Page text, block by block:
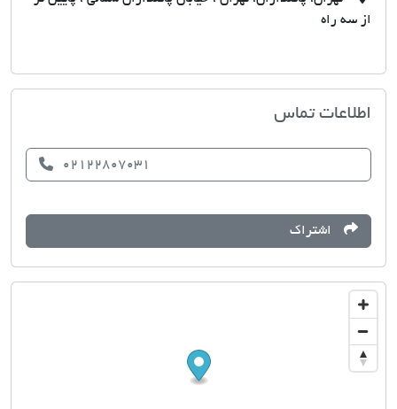
از سه راه
اطلاعات تماس
02122807031
اشتراک